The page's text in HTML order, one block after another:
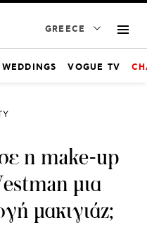
GREECE
WEDDINGS VOGUE TV
η make-up
μια
μακιγιάζ;